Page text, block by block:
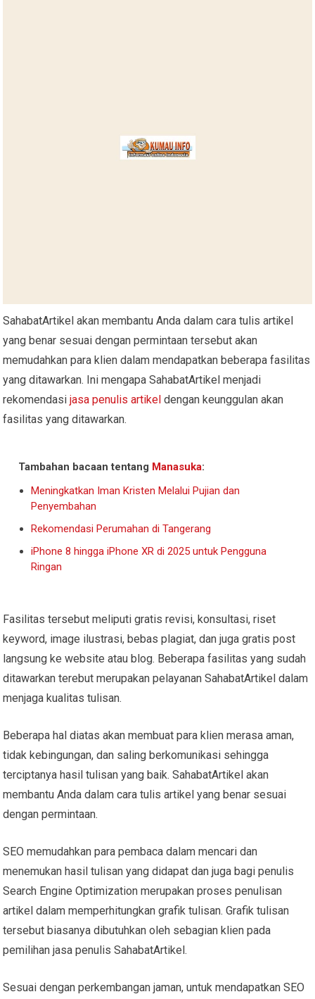
SahabatArtikel akan membantu Anda dalam cara tulis artikel
yang benar sesuai dengan permintaan tersebut akan
memudahkan para klien dalam mendapatkan beberapa fasilitas
yang ditawarkan. Ini mengapa SahabatArtikel menjadi
rekomendasijasa penulis artikel dengan keunggulan akan
fasilitas yang ditawarkan.
Tambahan bacaan tentang Manasuka:
Meningkatkan Iman Kristen Melalui Pujian dan
Penyembahan
Rekomendasi Perumahan di Tangerang
iPhone 8 hingga iPhone XR di 2025 untuk Pengguna
Ringan
Fasilitas tersebut meliputi gratis revisi, konsultasi, riset
keyword, image ilustrasi, bebas plagiat, dan juga gratis post
langsung ke website atau blog. Beberapa fasilitas yang sudah
ditawarkan terebut merupakan pelayanan SahabatArtikel dalam
menjaga kualitas tulisan.
Beberapa hal diatas akan membuat para klien merasa aman,
tidak kebingungan, dan saling berkomunikasi sehingga
terciptanya hasil tulisan yang baik. SahabatArtikel akan
membantu Anda dalam cara tulis artikel yang benar sesuai
dengan permintaan.
SEO memudahkan para pembaca dalam mencari dan
menemukan hasil tulisan yang didapat dan juga bagi penulis
Search Engine Optimization merupakan proses penulisan
artikel dalam memperhitungkan grafik tulisan. Grafik tulisan
tersebut biasanya dibutuhkan oleh sebagian klien pada
pemilihan jasa penulis SahabatArtikel.
Sesuai dengan perkembangan jaman, untuk mendapatkan SEO